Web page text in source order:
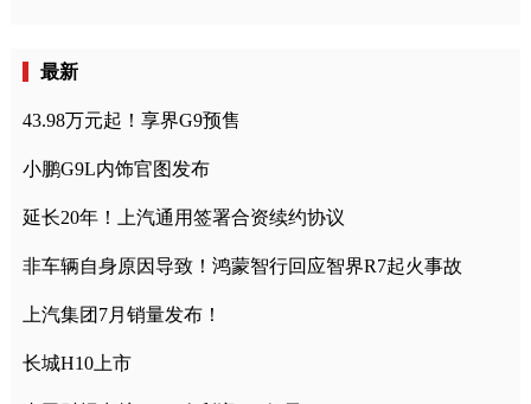
最新
43.98万元起！享界G9预售
小鹏G9L内饰官图发布
延长20年！上汽通用签署合资续约协议
非车辆自身原因导致！鸿蒙智行回应智界R7起火事故
上汽集团7月销量发布！
长城H10上市